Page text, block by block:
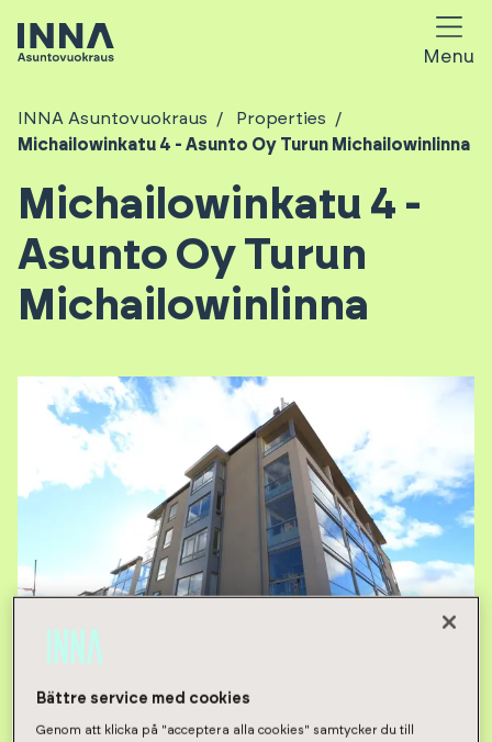
Menu
INNA Asuntovuokraus
Properties
Michailowinkatu 4 - Asunto Oy Turun Michailowinlinna
Michailowinkatu 4 -
Asunto Oy Turun
Michailowinlinna
Bättre service med cookies
Genom att klicka på "acceptera alla cookies" samtycker du till